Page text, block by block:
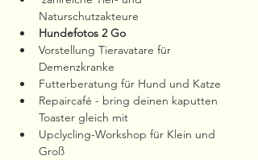
Naturschutzakteure
Hundefotos 2 Go
Vorstellung Tieravatare für
Demenzkranke
Futterberatung für Hund und Katze
Repaircafé - bring deinen kaputten
Toaster gleich mit
Upclycling-Workshop für Klein und
Groß